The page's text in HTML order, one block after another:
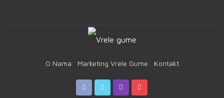
O Nama Marketing Vrele Gume Kontakt